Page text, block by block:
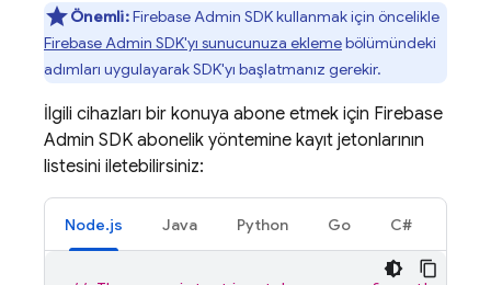
Önemli:FirebaseAdmin SDKkullanmak için öncelikle
Firebase Admin SDK'yı sunucunuza eklemebölümündeki
adımları uygulayarak SDK'yı başlatmanız gerekir.
İlgili cihazları bir konuya abone etmek için Firebase
Admin SDK abonelik yöntemine kayıt jetonlarının
listesini iletebilirsiniz:
Node.js Java Python Go C#